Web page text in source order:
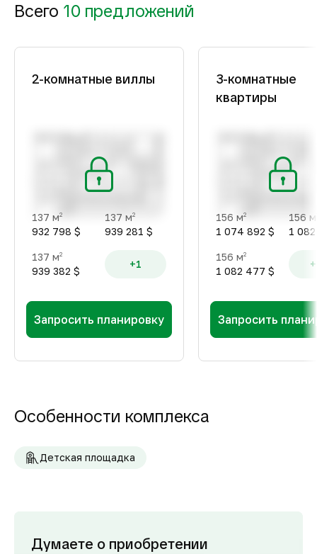
Всего 10 предложений
2-комнатные виллы
137 м2
932 798 $
137 м2
939 281 $
137 м2
939 382 $
+1
Запросить планировку
3-комнатные
квартиры
156 м2
1 074 892 $
156 м
1
156 м2
1 082 477 $
Запросить
Особенности комплекса
Детская площадка
Думаете о приобретении